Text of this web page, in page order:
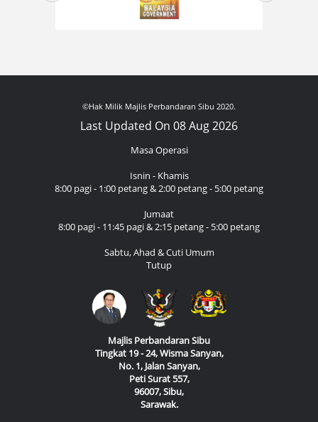
©Hak Milik Majlis Perbandaran Sibu 2020.
Last Updated On 08 Aug 2026
Masa Operasi
Isnin - Khamis
8:00 pagi - 1:00 petang & 2:00 petang - 5:00 petang
Jumaat
8:00 pagi - 11:45 pagi & 2:15 petang - 5:00 petang
Sabtu, Ahad & Cuti Umum
Tutup
Majlis Perbandaran Sibu
Tingkat 19 - 24, Wisma Sanyan,
No. 1, Jalan Sanyan,
Peti Surat 557,
96007, Sibu,
Sarawak.